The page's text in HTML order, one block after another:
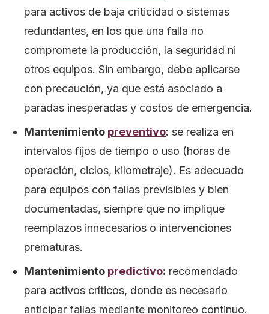
para activos de baja criticidad o sistemas
redundantes, en los que una falla no
compromete la producción, la seguridad ni
otros equipos. Sin embargo, debe aplicarse
con precaución, ya que está asociado a
paradas inesperadas y costos de emergencia.
Mantenimiento preventivo: se realiza en
intervalos fijos de tiempo o uso (horas de
operación, ciclos, kilometraje). Es adecuado
para equipos con fallas previsibles y bien
documentadas, siempre que no implique
reemplazos innecesarios o intervenciones
prematuras.
Mantenimiento predictivo: recomendado
para activos críticos, donde es necesario
anticipar fallas mediante monitoreo continuo.